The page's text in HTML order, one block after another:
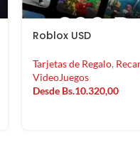
AGOT
ADO
Apex Legends Mobile
Recargas de VideoJuegos